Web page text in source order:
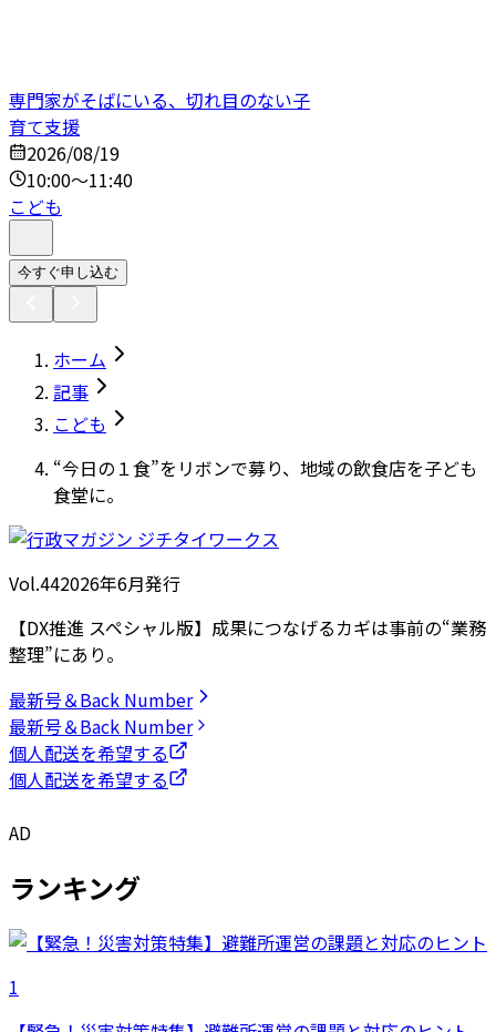
専門家がそばにいる、切れ目のない子
育て支援
2026/08/19
10:00～11:40
こども
今すぐ申し込む
ホーム
記事
こども
“今日の１食”をリボンで募り、地域の飲食店を子ども
食堂に。
Vol.442026年6月発行
【DX推進 スペシャル版】成果につなげるカギは事前の“業務
整理”にあり。
最新号＆Back Number
最新号＆Back Number
個人配送を希望する
個人配送を希望する
AD
ランキング
1